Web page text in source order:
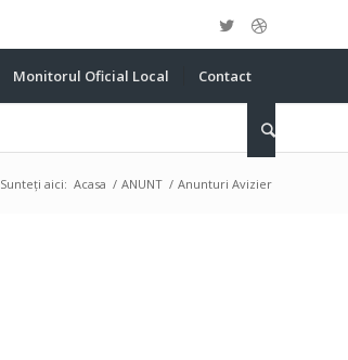
Monitorul Oficial Local Contact
Sunteți aici: Acasa / ANUNT / Anunturi Avizier